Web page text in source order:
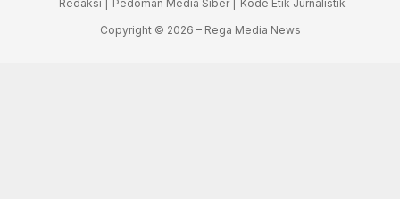
Redaksi | Pedoman Media Siber |
Kode Etik Jurnalistik
Copyright © 2026 – Rega Media News